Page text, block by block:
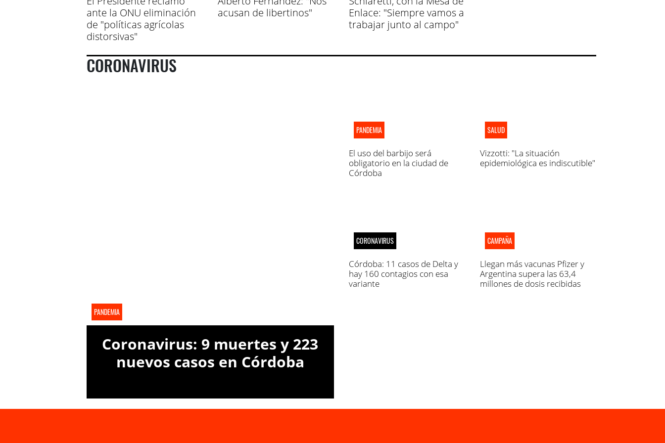
ante la ONU eliminación
de "políticas agrícolas
distorsivas"
acusan de libertinos"
Enlace: "Siempre vamos a
trabajar junto al campo"
CORONAVIRUS
PANDEMIA
Coronavirus: 9 muertes y 223
nuevos casos en Córdoba
PANDEMIA
El uso del barbijo será
obligatorio en la ciudad de
Córdoba
SALUD
Vizzotti: "La situación
epidemiológica es indiscutible"
CORONAVIRUS
Córdoba: 11 casos de Delta y
hay 160 contagios con esa
variante
CAMPAÑA
Llegan más vacunas Pfizer y
Argentina supera las 63,4
millones de dosis recibidas